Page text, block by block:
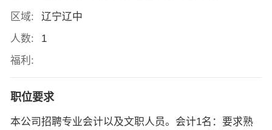
区域:
辽宁辽中
人数:
1
福利:
职位要求
本公司招聘专业会计以及文职人员。会计1名：要求熟